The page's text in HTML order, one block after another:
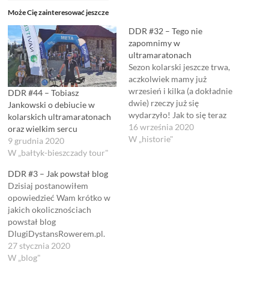
Może Cię zainteresować jeszcze
DDR #44 – Tobiasz
Jankowski o debiucie w
kolarskich ultramaratonach
oraz wielkim sercu
9 grudnia 2020
W „bałtyk-bieszczady tour"
DDR #32 – Tego nie
zapomnimy w
ultramaratonach
Sezon kolarski jeszcze trwa,
aczkolwiek mamy już
wrzesień i kilka (a dokładnie
dwie) rzeczy już się
wydarzyło! Jak to się teraz
mówi - "co się zobaczyło nie
da się odzobaczyć..." czy
16 września 2020
W „historie"
DDR #3 – Jak powstał blog
Dzisiaj postanowiłem
opowiedzieć Wam krótko w
jakich okolicznościach
powstał blog
DlugiDystansRowerem.pl.
Ale żeby zrobić to dobrze,
najpierw wyciągnąłem
27 stycznia 2020
W „blog"